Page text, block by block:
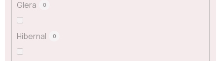
Glera 0
Hibernal 0